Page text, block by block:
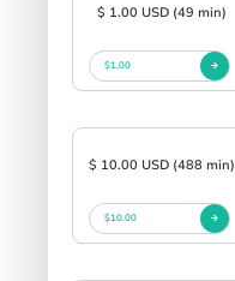
$ 1.00 USD (49 min)
$1.00
$ 10.00 USD (488 min)
$10.00